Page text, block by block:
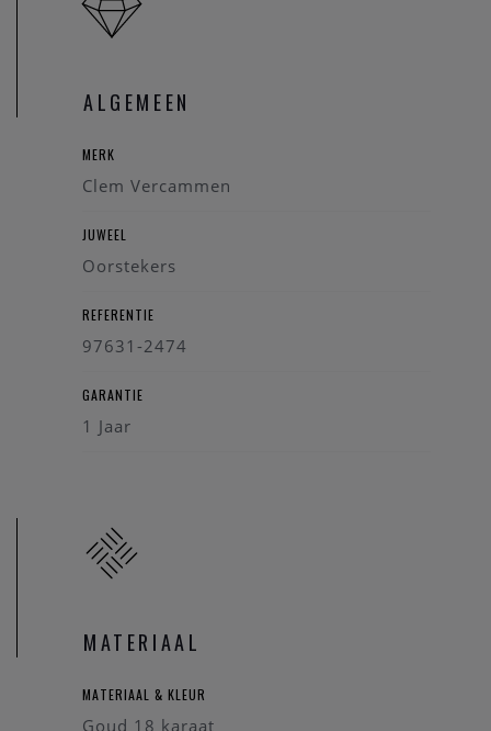
informatie over een van onze andere juwelen? Aarzel niet
Onze referentie
ALGEMEEN
MERK
Clem Vercammen
JUWEEL
Oorstekers
REFERENTIE
97631-2474
GARANTIE
1 Jaar
MATERIAAL
MATERIAAL & KLEUR
Goud 18 karaat